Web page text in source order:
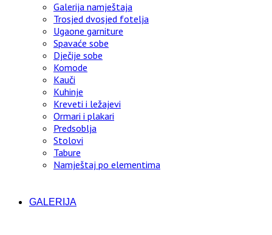
Galerija namještaja
Trosjed dvosjed fotelja
Ugaone garniture
Spavaće sobe
Dječije sobe
Komode
Kauči
Kuhinje
Kreveti i ležajevi
Ormari i plakari
Predsoblja
Stolovi
Tabure
Namještaj po elementima
GALERIJA